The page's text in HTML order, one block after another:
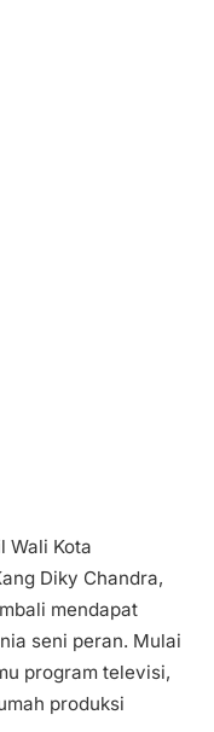
Wali Kota
Diky Chandra,
mendapat
seni peran. Mulai
program televisi,
produksi